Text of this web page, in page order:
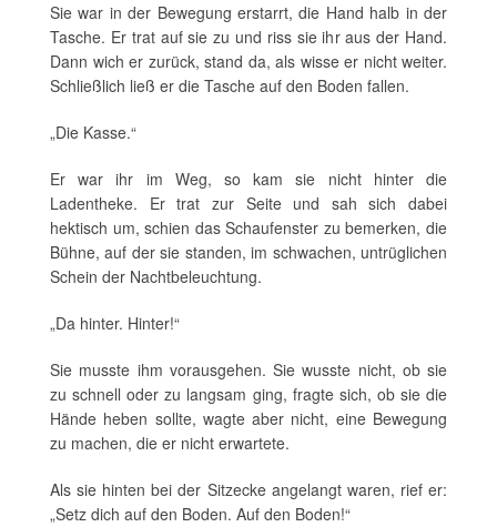
Sie war in der Bewegung erstarrt, die Hand halb in der
Tasche. Er trat auf sie zu und riss sie ihr aus der Hand.
Dann wich er zurück, stand da, als wisse er nicht weiter.
Schließlich ließ er die Tasche auf den Boden fallen.
„Die Kasse.“
Er war ihr im Weg, so kam sie nicht hinter die
Ladentheke. Er trat zur Seite und sah sich dabei
hektisch um, schien das Schaufenster zu bemerken, die
Bühne, auf der sie standen, im schwachen, untrüglichen
Schein der Nachtbeleuchtung.
„Da hinter. Hinter!“
Sie musste ihm vorausgehen. Sie wusste nicht, ob sie
zu schnell oder zu langsam ging, fragte sich, ob sie die
Hände heben sollte, wagte aber nicht, eine Bewegung
zu machen, die er nicht erwartete.
Als sie hinten bei der Sitzecke angelangt waren, rief er:
„Setz dich auf den Boden. Auf den Boden!“